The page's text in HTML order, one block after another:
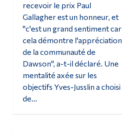
recevoir le prix Paul
Gallagher est un honneur, et
"c'est un grand sentiment car
cela démontre l'appréciation
de la communauté de
Dawson", a-t-il déclaré. Une
mentalité axée sur les
objectifs Yves-Jusslin a choisi
de...